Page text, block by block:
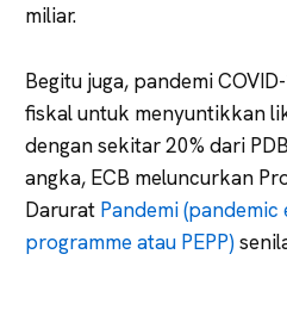
miliar.
Begitu juga, pandemi
fiskal untuk menyuntikkan
dengan sekitar 20% dari
angka, ECB meluncurkan
Darurat Pandemi
programme atau PEPP)